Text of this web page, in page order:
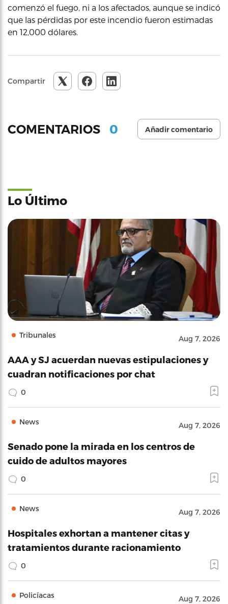
comenzó el fuego, ni a los afectados, aunque se indicó
que las pérdidas por este incendio fueron estimadas
en 12,000 dólares.
Compartir
COMENTARIOS 0 Añadir comentario
Lo Último
Tribunales Aug 7, 2026
AAA y SJ acuerdan nuevas estipulaciones y
cuadran notificaciones por chat
0
News Aug 7, 2026
Senado pone la mirada en los centros de
cuido de adultos mayores
0
News Aug 7, 2026
Hospitales exhortan a mantener citas y
tratamientos durante racionamiento
0
Policíacas Aug 7, 2026